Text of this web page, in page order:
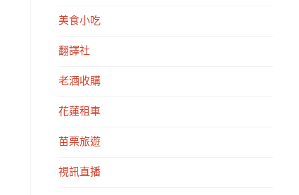
美食小吃
翻譯社
老酒收購
花蓮租車
苗栗旅遊
視訊直播